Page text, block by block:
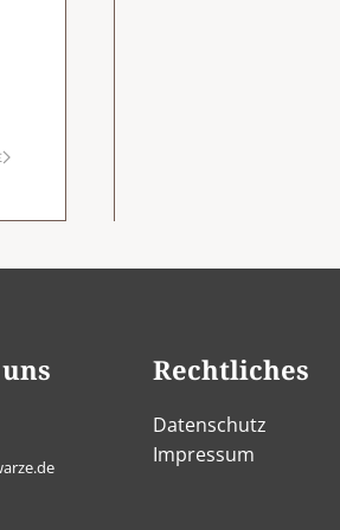
Rechtliches
Datenschutz
Impressum